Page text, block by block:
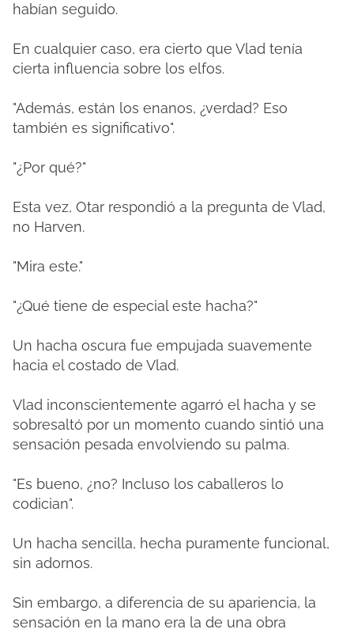
habían seguido.
En cualquier caso, era cierto que Vlad tenía
cierta influencia sobre los elfos.
"Además, están los enanos, ¿verdad? Eso
también es significativo".
"¿Por qué?"
Esta vez, Otar respondió a la pregunta de Vlad,
no Harven.
"Mira este."
"¿Qué tiene de especial este hacha?"
Un hacha oscura fue empujada suavemente
hacia el costado de Vlad.
Vlad inconscientemente agarró el hacha y se
sobresaltó por un momento cuando sintió una
sensación pesada envolviendo su palma.
"Es bueno, ¿no? Incluso los caballeros lo
codician".
Un hacha sencilla, hecha puramente funcional,
sin adornos.
Sin embargo, a diferencia de su apariencia, la
sensación en la mano era la de una obra